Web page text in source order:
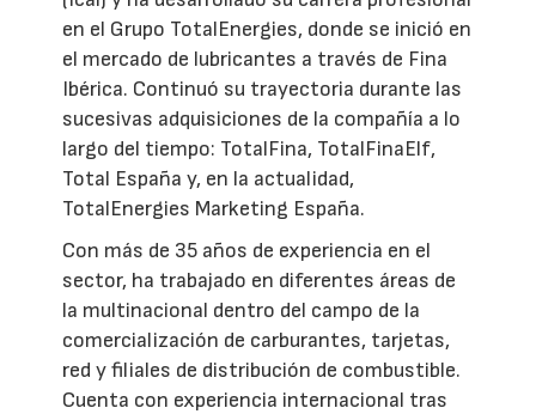
en el Grupo TotalEnergies, donde se inició en
el mercado de lubricantes a través de Fina
Ibérica. Continuó su trayectoria durante las
sucesivas adquisiciones de la compañía a lo
largo del tiempo: TotalFina, TotalFinaElf,
Total España y, en la actualidad,
TotalEnergies Marketing España.
Con más de 35 años de experiencia en el
sector, ha trabajado en diferentes áreas de
la multinacional dentro del campo de la
comercialización de carburantes, tarjetas,
red y filiales de distribución de combustible.
Cuenta con experiencia internacional tras